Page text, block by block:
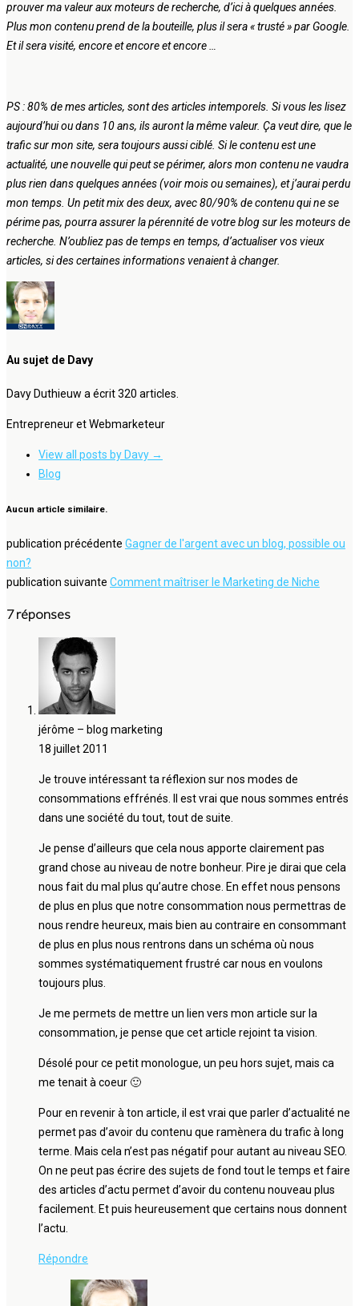
prouver ma valeur aux moteurs de recherche, d’ici à quelques années.
Plus mon contenu prend de la bouteille, plus il sera « trusté » par Google.
Et il sera visité, encore et encore et encore …
PS : 80% de mes articles, sont des articles intemporels. Si vous les lisez
aujourd’hui ou dans 10 ans, ils auront la même valeur. Ça veut dire, que le
trafic sur mon site, sera toujours aussi ciblé. Si le contenu est une
actualité, une nouvelle qui peut se périmer, alors mon contenu ne vaudra
plus rien dans quelques années (voir mois ou semaines), et j’aurai perdu
mon temps. Un petit mix des deux, avec 80/90% de contenu qui ne se
périme pas, pourra assurer la pérennité de votre blog sur les moteurs de
recherche. N’oubliez pas de temps en temps, d’actualiser vos vieux
articles, si des certaines informations venaient à changer.
Au sujet de Davy
Davy Duthieuw a écrit 320 articles.
Entrepreneur et Webmarketeur
View all posts by Davy →
Blog
Aucun article similaire.
publication précédente Gagner de l'argent avec un blog, possible ou
non?
publication suivante Comment maîtriser le Marketing de Niche
7 réponses
jérôme – blog marketing
18 juillet 2011
Je trouve intéressant ta réflexion sur nos modes de
consommations effrénés. Il est vrai que nous sommes entrés
dans une société du tout, tout de suite.
Je pense d’ailleurs que cela nous apporte clairement pas
grand chose au niveau de notre bonheur. Pire je dirai que cela
nous fait du mal plus qu’autre chose. En effet nous pensons
de plus en plus que notre consommation nous permettras de
nous rendre heureux, mais bien au contraire en consommant
de plus en plus nous rentrons dans un schéma où nous
sommes systématiquement frustré car nous en voulons
toujours plus.
Je me permets de mettre un lien vers mon article sur la
consommation, je pense que cet article rejoint ta vision.
Désolé pour ce petit monologue, un peu hors sujet, mais ca
me tenait à coeur 🙂
Pour en revenir à ton article, il est vrai que parler d’actualité ne
permet pas d’avoir du contenu que ramènera du trafic à long
terme. Mais cela n’est pas négatif pour autant au niveau SEO.
On ne peut pas écrire des sujets de fond tout le temps et faire
des articles d’actu permet d’avoir du contenu nouveau plus
facilement. Et puis heureusement que certains nous donnent
l’actu.
Répondre